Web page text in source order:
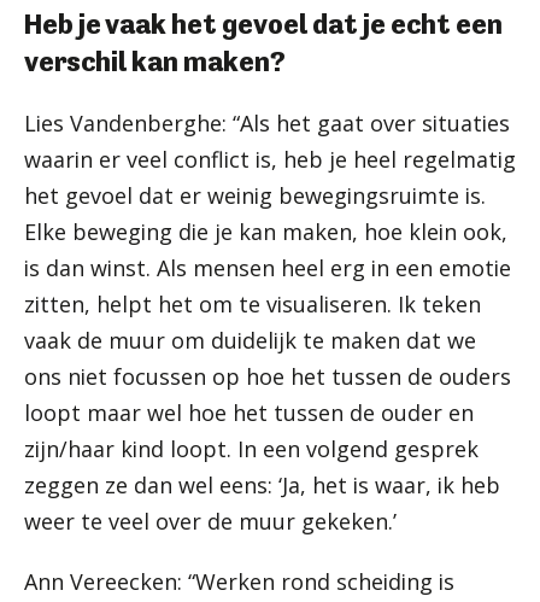
Heb je vaak het gevoel dat je echt een
verschil kan maken?
Lies Vandenberghe: “Als het gaat over situaties
waarin er veel conflict is, heb je heel regelmatig
het gevoel dat er weinig bewegingsruimte is.
Elke beweging die je kan maken, hoe klein ook,
is dan winst. Als mensen heel erg in een emotie
zitten, helpt het om te visualiseren. Ik teken
vaak de muur om duidelijk te maken dat we
ons niet focussen op hoe het tussen de ouders
loopt maar wel hoe het tussen de ouder en
zijn/haar kind loopt. In een volgend gesprek
zeggen ze dan wel eens: ‘Ja, het is waar, ik heb
weer te veel over de muur gekeken.’
Ann Vereecken: “Werken rond scheiding is